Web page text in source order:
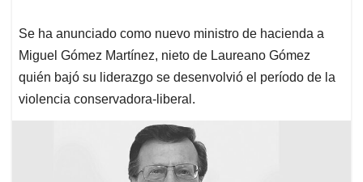
Se ha anunciado como nuevo ministro de hacienda a
Miguel Gómez Martínez, nieto de Laureano Gómez
quién bajó su liderazgo se desenvolvió el período de la
violencia conservadora-liberal.